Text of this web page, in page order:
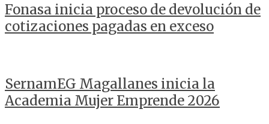
Fonasa inicia proceso de devolución de
cotizaciones pagadas en exceso
SernamEG Magallanes inicia la
Academia Mujer Emprende 2026